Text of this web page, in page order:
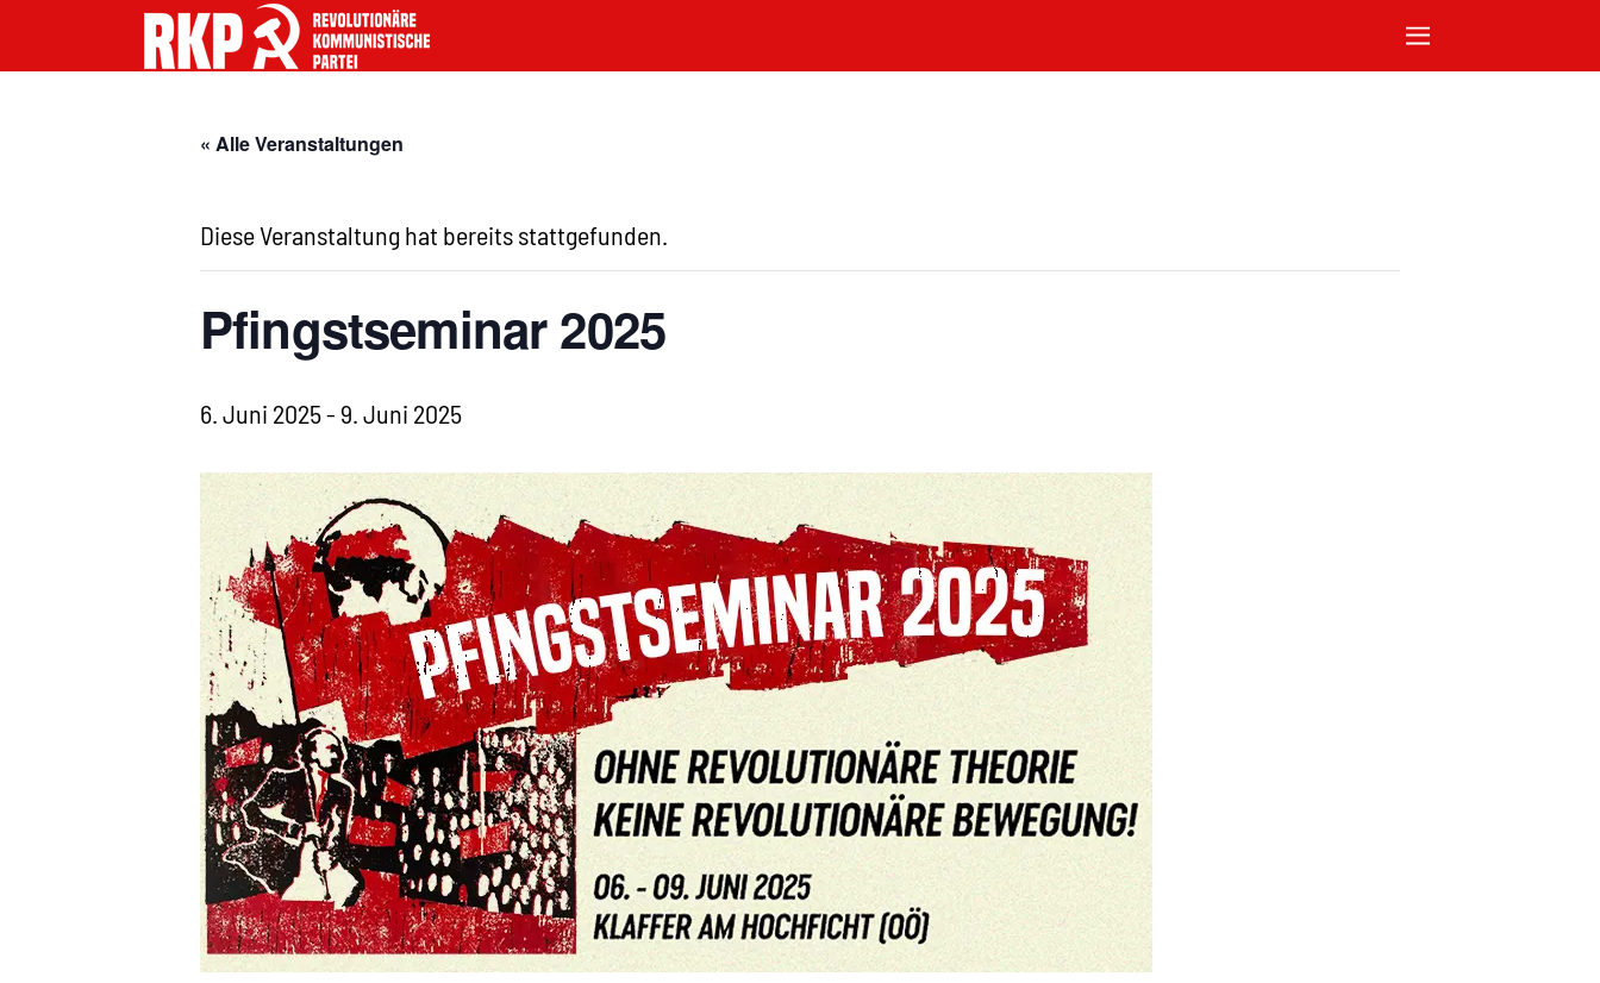
« Alle Veranstaltungen
Diese Veranstaltung hat bereits stattgefunden.
Pfingstseminar 2025
6. Juni 2025- 9. Juni 2025